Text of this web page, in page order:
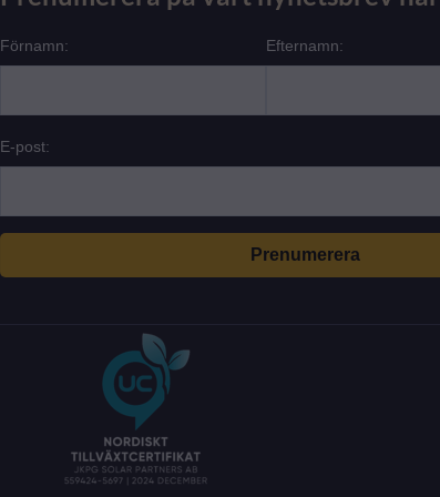
Förnamn: Efternamn:
E-post: